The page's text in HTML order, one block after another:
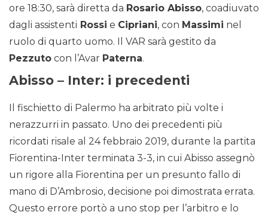
ore 18:30, sarà diretta da Rosario Abisso, coadiuvato
dagli assistenti Rossi e Cipriani, con Massimi nel
ruolo di quarto uomo. Il VAR sarà gestito da
Pezzuto con l’Avar Paterna.
Abisso – Inter: i precedenti
Il fischietto di Palermo ha arbitrato più volte i
nerazzurri in passato. Uno dei precedenti più
ricordati risale al 24 febbraio 2019, durante la partita
Fiorentina-Inter terminata 3-3, in cui Abisso assegnò
un rigore alla Fiorentina per un presunto fallo di
mano di D’Ambrosio, decisione poi dimostrata errata.
Questo errore portò a uno stop per l’arbitro e lo